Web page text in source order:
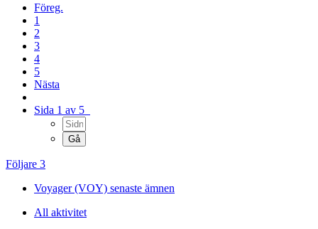
Föreg.
1
2
3
4
5
Nästa
Sida 1 av 5
Följare 3
Voyager (VOY) senaste ämnen
All aktivitet